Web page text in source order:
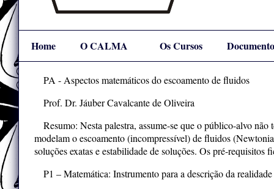
Home O CALMA
Mapa
CALMA 2π
História
Os Cursos
Links
PA - Aspectos matemáticos do escoamento de fluidos
Prof. Dr. Jáuber Cavalcante de Oliveira
Resumo: Nesta palestra, assume-se que o público-alvo
modelam o escoamento (incompressível) de fluidos
soluções exatas e estabilidade de soluções. Os pré-requisitos
P1 – Matemática: Instrumento para a descrição da